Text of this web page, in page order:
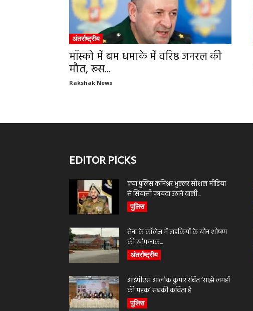
अंतर्राष्ट्रीय
मॉस्को में बम धमाके में वरिष्ठ जनरल की
मौत, रूस...
Rakshak News
EDITOR PICKS
क्या पुलिस कमिश्नर भुल्लर सोशल मीडिया
से सियासी फायदा उठाने वाली...
पुलिस
सेना के कॉलेज में लड़कियों के यौन शोषण
की खौफनाक...
अंतर्राष्ट्रीय
आईपीएस आलोक कुमार रचित ‘साझे लमहों
की महक’ सबकी कविता है
पुलिस